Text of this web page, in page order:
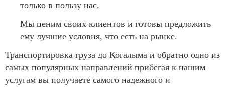
только в пользу нас.
Мы ценим своих клиентов и готовы предложить
ему лучшие условия, что есть на рынке.
Транспортировка груза до Когалыма и обратно одно из
самых популярных направлений прибегая к нашим
услугам вы получаете самого надежного и